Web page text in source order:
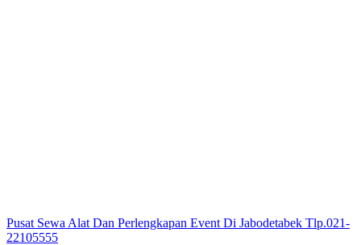
Pusat Sewa Alat Dan Perlengkapan Event Di Jabodetabek Tlp.021-
22105555